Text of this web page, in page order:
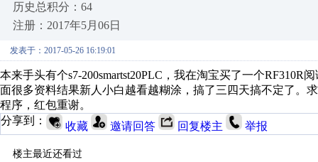
历史总积分：64
注册：2017年5月06日
发表于：2017-05-26 16:19:01
本来手头有个s7-200smartst20PLC，我在淘宝买了一个
面很多资料结果新人小白越看越糊涂，搞了三四天搞不定了。
程序，红包重谢。
分享到：
收藏 邀请回答 回复楼主 举报
楼主最近还看过